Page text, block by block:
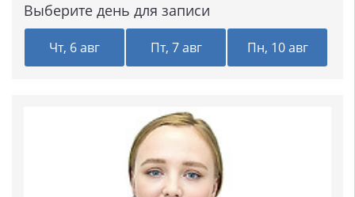
Выберите день для записи
Чт, 6 авг Пт, 7 авг Пн, 10 авг